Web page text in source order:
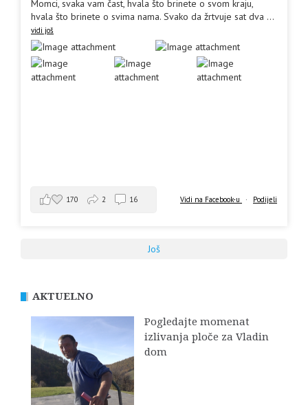
Momci, svaka vam čast, hvala što brinete o svom kraju,
hvala što brinete o svima nama. Svako da žrtvuje sat dva ...
vidi još
Vidi na Facebook-u · Podijeli
170 2 16
Još
AKTUELNO
Pogledajte momenat
izlivanja ploče za Vladin
dom